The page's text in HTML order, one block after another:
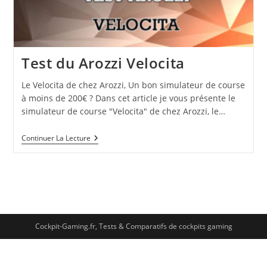
Test du Arozzi Velocita
Le Velocita de chez Arozzi, Un bon simulateur de course
à moins de 200€ ? Dans cet article je vous présente le
simulateur de course "Velocita" de chez Arozzi, le…
Continuer La Lecture
Cockpit-Gaming.fr, Tests & Comparatifs de cockpits gaming